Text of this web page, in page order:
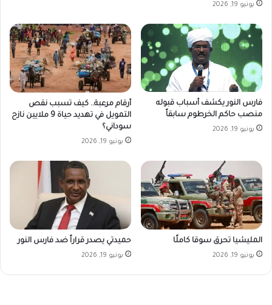
يونيو 19, 2026
فارس النور يكشف أسباب قبوله
منصب حاكم الخرطوم سابقاً
يونيو 19, 2026
أرقام مرعبة.. كيف تسبب نقص
التمويل في تهديد حياة 9 ملايين نازح
سوداني؟
يونيو 19, 2026
المليشيا تحرق سوقا كاملًا
يونيو 19, 2026
حميدتي يصدر قراراً ضد فارس النور
يونيو 19, 2026